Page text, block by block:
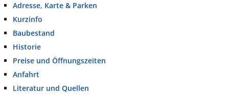
Adresse, Karte & Parken
Kurzinfo
Baubestand
Historie
Preise und Öffnungszeiten
Anfahrt
Literatur und Quellen